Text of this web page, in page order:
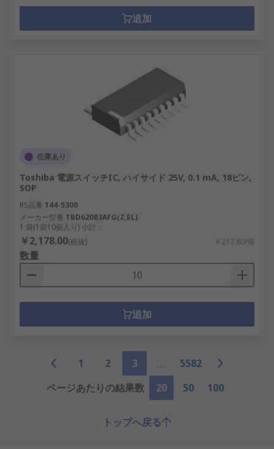
追加
在庫あり
Toshiba 電源スイッチIC, ハイサイド 25V, 0.1 mA, 18ピン,
SOP
RS品番 144-5300
メーカー型番 TBD62083AFG(Z,EL)
1 袋(1袋10個入り) 小計：
￥2,178.00(税抜) ￥217.80/個
数量
追加
1 2 3
5582
ページあたりの結果数
20 50 100
トップへ戻る